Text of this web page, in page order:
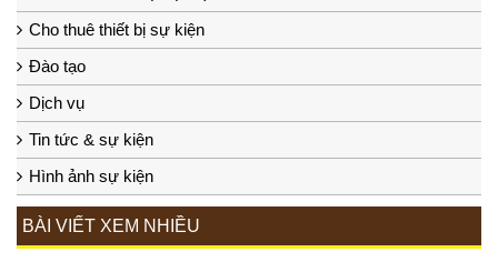
Cho thuê thiết bị sự kiện
Đào tạo
Dịch vụ
Tin tức & sự kiện
Hình ảnh sự kiện
BÀI VIẾT XEM NHIỀU